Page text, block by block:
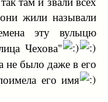
жили называли
эту вулыцю
Чехова"
не было даже в его
его имя